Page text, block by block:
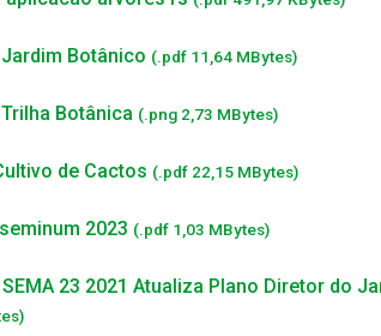
Botânico (.pdf 11,64 MBytes)
Botânica (.png 2,73 MBytes)
de Cactos (.pdf 22,15 MBytes)
2023 (.pdf 1,03 MBytes)
23 2021 Atualiza Plano Diretor do